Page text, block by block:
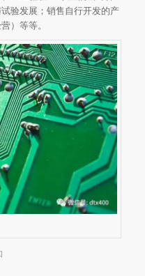
验发展；销售自行开发的产
）等等。